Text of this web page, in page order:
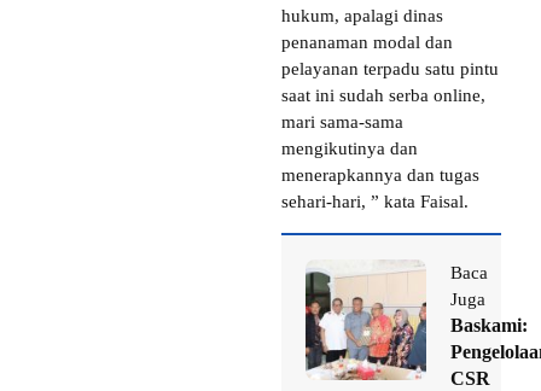
hukum, apalagi dinas
penanaman modal dan
pelayanan terpadu satu pintu
saat ini sudah serba online,
mari sama-sama
mengikutinya dan
menerapkannya dan tugas
sehari-hari, ” kata Faisal.
Baca
Juga
Baskami:
CSR